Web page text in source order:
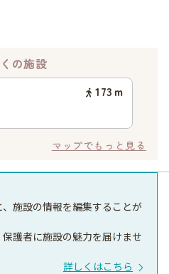
の施設
173 ｍ
マップでもっと見る
施設の情報を編集することが
護者に施設の魅力を届けませ
詳しくはこちら